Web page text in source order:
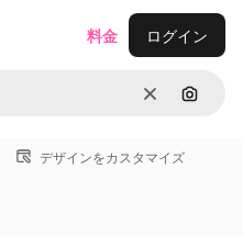
消去 画像で
料金 ログイン
デザインをカスタマイズ